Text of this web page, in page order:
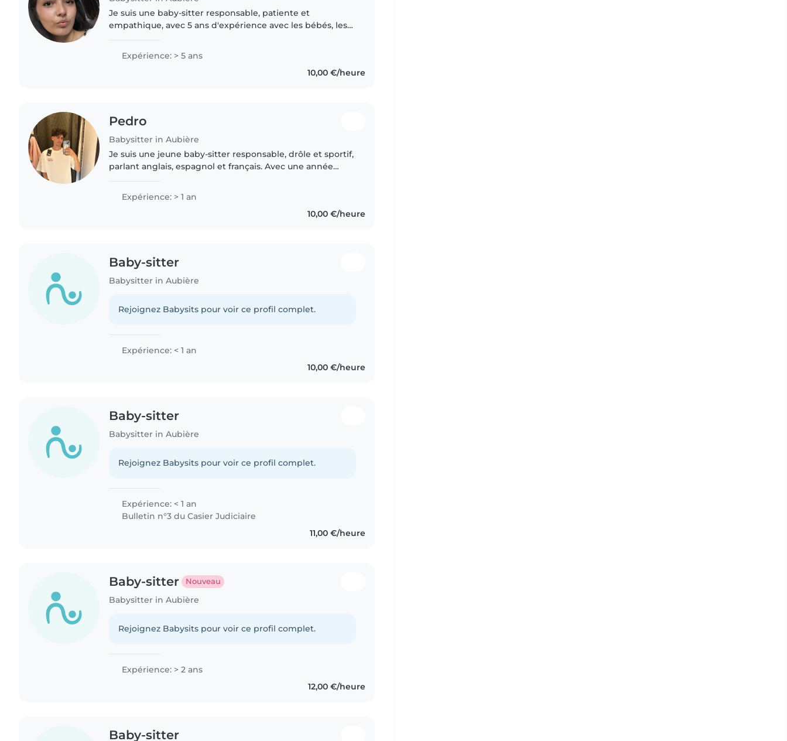
Je suis une baby-sitter responsable, patiente et
empathique, avec 5 ans d'expérience avec les bébés, les
suis certifiée..
Expérience: > 5 ans
10,00 €/heure
Pedro
Babysitter in Aubière
Je suis une jeune baby-sitter responsable, drôle et sportif,
parlant anglais, espagnol et français. Avec une année
scolaire, je suis..
Expérience: > 1 an
10,00 €/heure
Baby-sitter
Babysitter in Aubière
Rejoignez Babysits pour voir ce profil complet.
Expérience: < 1 an
10,00 €/heure
Baby-sitter
Babysitter in Aubière
Rejoignez Babysits pour voir ce profil complet.
Expérience: < 1 an
Bulletin n°3 du Casier Judiciaire
11,00 €/heure
Baby-sitter Nouveau
Babysitter in Aubière
Rejoignez Babysits pour voir ce profil complet.
Expérience: > 2 ans
12,00 €/heure
Baby-sitter